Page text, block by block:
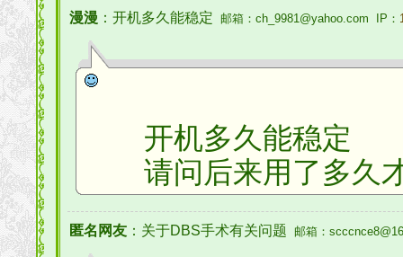
漫漫 ：开机多久能稳定 邮箱：ch_9981@yahoo.com IP：
开机多久能稳定
请问后来用了多久
匿名网友 ：关于DBS手术有关问题 邮箱：